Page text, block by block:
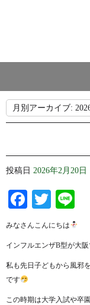
月別アーカイブ:
投稿日 2026年2月20日
Facebook
みなさんこんにちは
インフルエンザB型が大
私も先日子どもから風邪
です
この時期は大学入試や卒